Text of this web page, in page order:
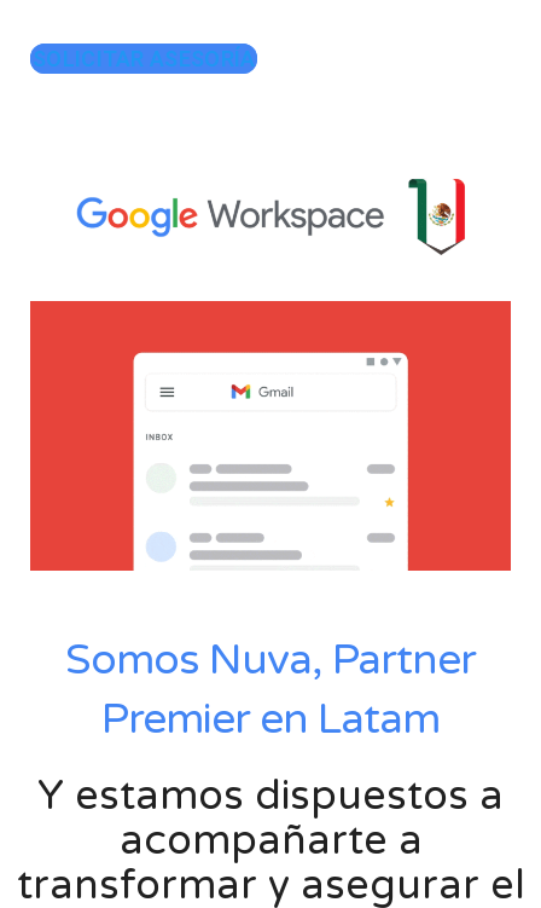
SOLICITAR ASESORÍA
Somos Nuva, Partner
Premier en Latam
Y estamos dispuestos a
acompañarte a
transformar y asegurar el